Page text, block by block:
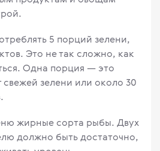
5 порций зелени,
Это не так сложно, как
Одна порция — это
зелени или около 30
жирные сорта рыбы. Двух
должно быть достаточно,